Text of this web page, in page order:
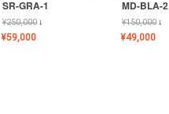
SR-GRA-1
¥250,000↓
¥59,000
MD-BLA-2
¥150,000↓
¥49,000